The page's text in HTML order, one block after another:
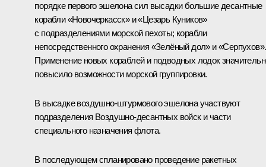
порядке первого эшелона сил высадки большие десантные
корабли «Новочеркасск» и «Цезарь Куников»
с подразделениями морской пехоты; корабли
непосредственного охранения «Зелёный дол» и «Серпухов».
Применение новых кораблей и подводных лодок
повысило возможности морской группировки.
В высадке воздушно-штурмового эшелона участвуют
подразделения Воздушно-десантных войск и части
специального назначения флота.
В последующем спланировано проведение ракетных